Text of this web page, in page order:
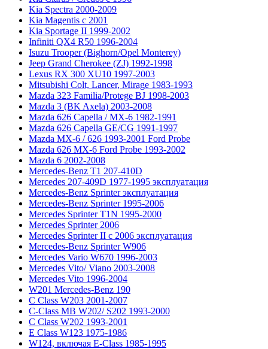
Kia Spectra 2000-2009
Kia Magentis с 2001
Kia Sportage II 1999-2002
Infiniti QX4 R50 1996-2004
Isuzu Trooper (Bighorn/Opel Monterey)
Jeep Grand Cherokee (ZJ) 1992-1998
Lexus RX 300 XU10 1997-2003
Mitsubishi Colt, Lancer, Mirage 1983-1993
Mazda 323 Familia/Protege BJ 1998-2003
Mazda 3 (BK Axela) 2003-2008
Mazda 626 Capella / MX-6 1982-1991
Mazda 626 Capella GE/CG 1991-1997
Mazda MX-6 / 626 1993-2001 Ford Probe
Mazda 626 MX-6 Ford Probe 1993-2002
Mazda 6 2002-2008
Mercedes-Benz T1 207-410D
Mercedes 207-409D 1977-1995 эксплуатация
Mercedes-Benz Sprinter эксплуатация
Mercedes-Benz Sprinter 1995-2006
Mercedes Sprinter T1N 1995-2000
Mercedes Sprinter 2006
Mercedes Sprinter II с 2006 эксплуатация
Mercedes-Benz Sprinter W906
Mercedes Vario W670 1996-2003
Mercedes Vito/ Viano 2003-2008
Mercedes Vito 1996-2004
W201 Mercedes-Benz 190
C Class W203 2001-2007
C-Class MB W202/ S202 1993-2000
C Class W202 1993-2001
E Class W123 1975-1986
W124, включая E-Class 1985-1995